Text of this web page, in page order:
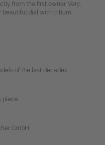
from the first owner. Very,
dial with tritium.
of the last decades.
piece.
GmbH.